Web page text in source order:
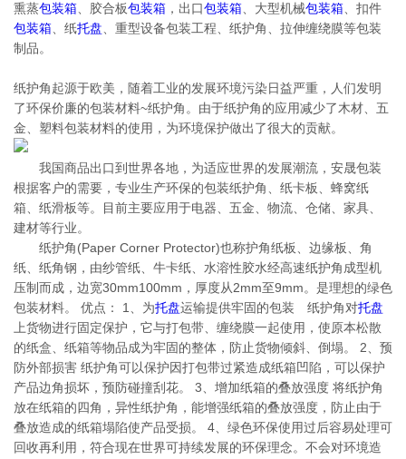
熏蒸包装箱 、胶合板包装箱 ，出口包装箱 、大型机械包装箱 、扣件
包装箱 、纸托盘 、重型设备包装工程、纸护角、拉伸缠绕膜等包装
制品。
纸护角起源于欧美，随着工业的发展环境污染日益严重，人们发明
了环保价廉的包装材料~纸护角。由于纸护角的应用减少了木材、五
金、塑料包装材料的使用，为环境保护做出了很大的贡献。
我国商品出口到世界各地，为适应世界的发展潮流，安晟包装
根据客户的需要，专业生产环保的包装纸护角、纸卡板、蜂窝纸
箱、纸滑板等。目前主要应用于电器、五金、物流、仓储、家具、
建材等行业。
纸护角(Paper Corner Protector)也称护角纸板、边缘板、角
纸、纸角钢，由纱管纸、牛卡纸、水溶性胶水经高速纸护角成型机
压制而成，边宽30mm100mm，厚度从2mm至9mm。是理想的绿色
包装材料。 优点： 1、为托盘运输提供牢固的包装 纸护角对托盘
上货物进行固定保护，它与打包带、缠绕膜一起使用，使原本松散
的纸盒、纸箱等物品成为牢固的整体，防止货物倾斜、倒塌。 2、预
防外部损害 纸护角可以保护因打包带过紧造成纸箱凹陷，可以保护
产品边角损坏，预防碰撞刮花。 3、增加纸箱的叠放强度 将纸护角
放在纸箱的四角，异性纸护角，能增强纸箱的叠放强度，防止由于
叠放造成的纸箱塌陷使产品受损。 4、绿色环保使用过后容易处理可
回收再利用，符合现在世界可持续发展的环保理念。不会对环境造